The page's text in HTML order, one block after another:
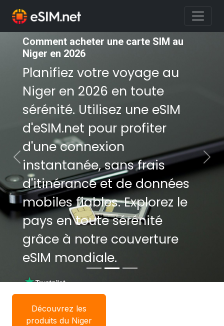
Comment acheter une carte SIM au
Niger en 2026
Planifiez votre voyage au
Niger en 2026 en toute
sérénité. Utilisez une eSIM
d'eSIM.net pour profiter
d'une connexion
instantanée, sans frais
d'itinérance et de données
mobiles fiables. Explorez le
pays en toute sérénité
grâce à notre couverture
eSIM mondiale.
Comment acheter une carte SIM au
Niger en 2026
Planifiez votre voyage au
Niger en 2026 en toute
sérénité. Utilisez une eSIM
d'eSIM.net pour profiter
d'une connexion
instantanée, sans frais
d'itinérance et de données
mobiles fiables. Explorez le
pays en toute sérénité
grâce à notre couverture
eSIM mondiale.
Previous Next
Découvrez les
produits du Niger